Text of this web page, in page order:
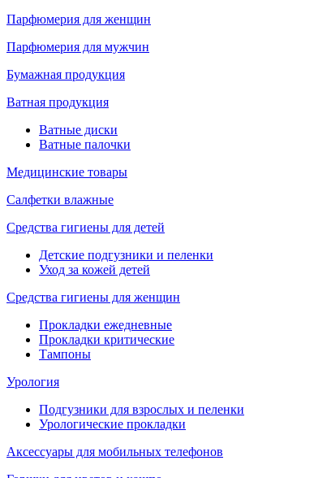
Парфюмерия для женщин
Парфюмерия для мужчин
Бумажная продукция
Ватная продукция
Ватные диски
Ватные палочки
Медицинские товары
Салфетки влажные
Средства гигиены для детей
Детские подгузники и пеленки
Уход за кожей детей
Средства гигиены для женщин
Прокладки ежедневные
Прокладки критические
Тампоны
Урология
Подгузники для взрослых и пеленки
Урологические прокладки
Аксессуары для мобильных телефонов